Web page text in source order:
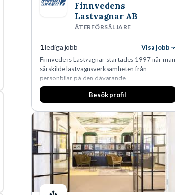
Finnvedens
Lastvagnar AB
ÅTERFÖRSÄLJARE
1lediga jobb
Visa jobb
Finnvedens Lastvagnar startades 1997 när man
särskilde lastvagnsverksamheten från
personbilar på den dåvarande
huvudanläggningen i Värnamo. Sedan dess har
man expanderat kraftigt genom ett antal
den största privata återförsäljaren av Volvo
Lastvagnar och finns representerade på 20
orter i södra Sverige.
Besök profil